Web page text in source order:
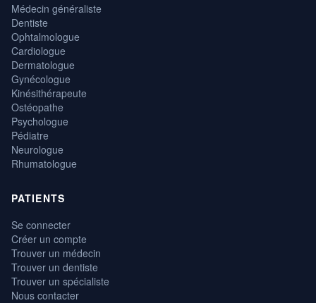
Médecin généraliste
Dentiste
Ophtalmologue
Cardiologue
Dermatologue
Gynécologue
Kinésithérapeute
Ostéopathe
Psychologue
Pédiatre
Neurologue
Rhumatologue
PATIENTS
Se connecter
Créer un compte
Trouver un médecin
Trouver un dentiste
Trouver un spécialiste
Nous contacter